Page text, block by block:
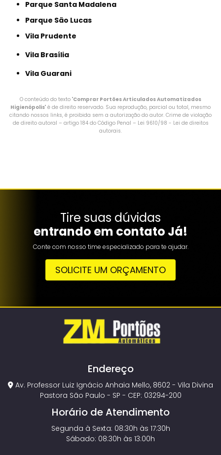
Parque Santa Madalena
Parque São Lucas
Vila Prudente
Vila Brasília
Vila Guarani
O conteúdo do texto "Comprar Portões Articulados Automatizados
Higienópolis" é de direito reservado. Sua reprodução, parcial ou total, mesmo
citando nossos links, é proibida sem a autorização do autor. Crime de violação
de direito autoral – artigo 184 do Código Penal – Lei 9610/98 - Lei de direitos
autorais.
Tire suas dúvidas
entrando em contato Já!
Conte com nosso time especializado para te ajudar.
SOLICITE UM ORÇAMENTO
Endereço
Av. Professor Luiz Ignácio Anhaia Mello, 8602 - Vila Divina
Pastora São Paulo - SP - CEP: 03294-200
Horário de Atendimento
Segunda à Sexta: 08:30h às 17:30h
Sábado: 08:30h às 13:00h